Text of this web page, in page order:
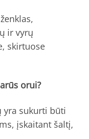
ir vyrų
skirtuose
orui?
yra sukurti būti
įskaitant šaltį,